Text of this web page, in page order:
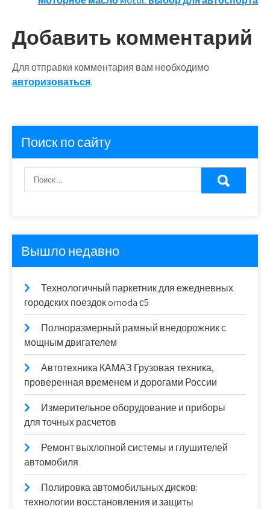
Добавить комментарий
Для отправки комментария вам необходимо
авторизоваться.
Поиск по сайту
Вышло недавно
Технологичный паркетник для ежедневных
городских поездок omoda с5
Полноразмерный рамный внедорожник с
мощным двигателем
Автотехника КАМАЗ Грузовая техника,
проверенная временем и дорогами России
Измерительное оборудование и приборы
для точных расчетов
Ремонт выхлопной системы и глушителей
автомобиля
Полировка автомобильных дисков:
технологии восстановления и защиты